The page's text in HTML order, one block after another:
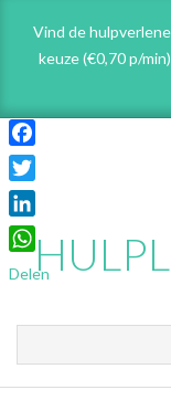
content
Vind de
keuze (€0,70 p/
Navigation
Menu
Facebook
Twitter
LinkedIn
WhatsApp
Delen